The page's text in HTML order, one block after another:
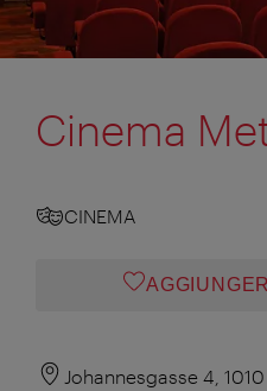
Cinema
CINEMA
Johannesgasse 4,